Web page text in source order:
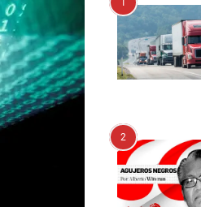
1
2